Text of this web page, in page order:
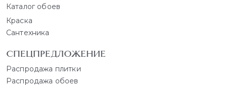
Каталог обоев
Краска
Сантехника
СПЕЦПРЕДЛОЖЕНИЕ
Распродажа плитки
Распродажа обоев